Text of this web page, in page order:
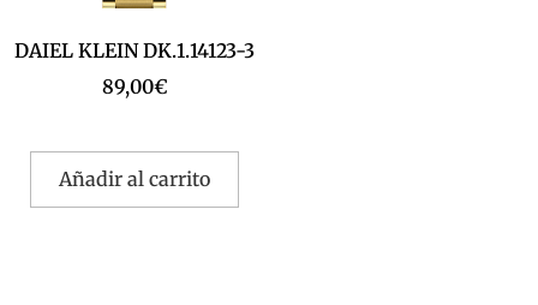
DAIEL KLEIN DK.1.14123-3
89,00€
Añadir al carrito